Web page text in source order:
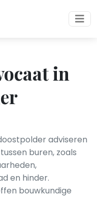
in
adviseren
buren, zoals
en hinder.
bouwkundige